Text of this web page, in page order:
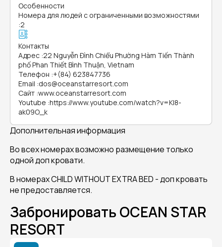
Особенности
Номера для людей с ограниченными возможностями
:2
Контакты
Адрес :22 Nguyễn Đình Chiểu Phường Hàm Tiến Thành
phố Phan Thiết Bình Thuận, Vietnam
Телефон :+(84) 623847736
Email :dos@oceanstarresort.com
Сайт :www.oceanstarresort.com
Youtube :https://www.youtube.com/watch?v=KI8-
ak09O_k
Дополнительная информация
Во всех номерах возможно размещение только
одной доп кровати.
В номерах CHILD WITHOUT EXTRA BED - доп кровать
не предоставляется.
Забронировать OCEAN STAR
RESORT